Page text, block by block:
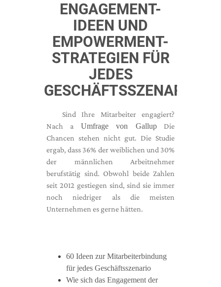
ENGAGEMENT-
IDEEN UND
EMPOWERMENT-
STRATEGIEN FÜR
JEDES
GESCHÄFTSSZENARIO
Sind Ihre Mitarbeiter engagiert?
Nach a Umfrage von GallupDie
Chancen stehen nicht gut. Die Studie
ergab, dass 36% der weiblichen und 30%
der männlichen Arbeitnehmer
berufstätig sind. Obwohl beide Zahlen
seit 2012 gestiegen sind, sind sie immer
noch niedriger als die meisten
Unternehmen es gerne hätten.
60 Ideen zur Mitarbeiterbindung
für jedes Geschäftsszenario
Wie sich das Engagement der